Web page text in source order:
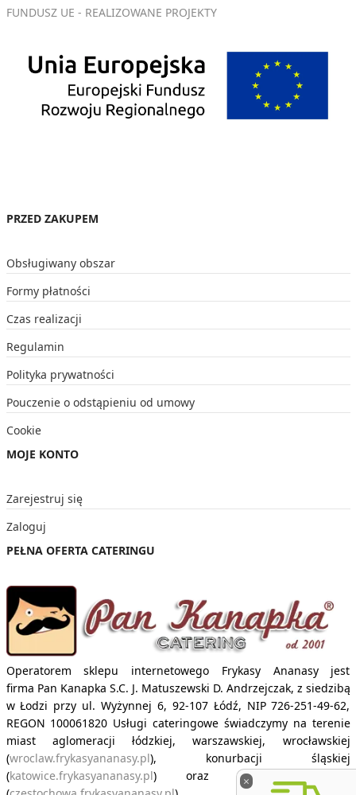
×
FUNDUSZ UE - REALIZOWANE PROJEKTY
PRZED ZAKUPEM
Obsługiwany obszar
Formy płatności
Czas realizacji
Regulamin
Polityka prywatności
Pouczenie o odstąpieniu od umowy
Cookie
MOJE KONTO
Zarejestruj się
Zaloguj
PEŁNA OFERTA CATERINGU
Operatorem sklepu internetowego Frykasy Ananasy jest
firma Pan Kanapka S.C. J. Matuszewski D. Andrzejczak, z siedzibą
w Łodzi przy ul. Wyżynnej 6, 92-107 Łódź, NIP 726-251-49-62,
REGON 100061820 Usługi cateringowe świadczymy na terenie
miast aglomeracji łódzkiej, warszawskiej, wrocławskiej
(wroclaw.frykasyananasy.pl), konurbacji śląskiej
(katowice.frykasyananasy.pl) oraz w Częstochowie